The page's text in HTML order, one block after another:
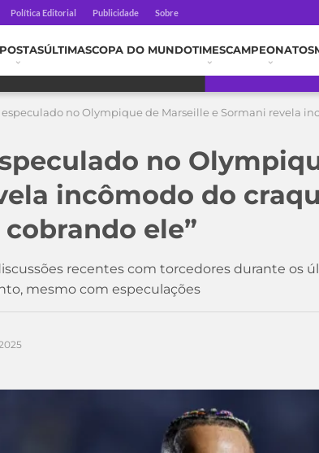
Política Editorial Publicidade Sobre
ÚLTIMASCOPA DO MUNDOTIMESCAMPEONATOS
no Olympique de Marseille e Sormani revela
no
incômodo do
ele”
recentes com torcedores durante os
mesmo com especulações